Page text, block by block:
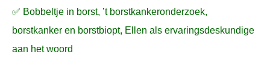
✅ Bobbeltje in borst, ’t borstkankeronderzoek,
borstkanker en borstbiopt, Ellen als ervaringsdeskundige
aan het woord